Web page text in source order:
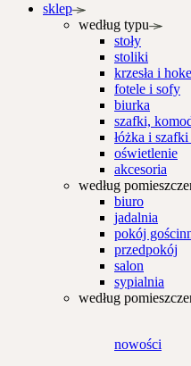
sklep
według typu
stoły
stoliki
krzesła i
fotele i sofy
biurka
szafki,
łóżka i
oświetlenie
akcesoria
według
biuro
jadalnia
pokój
przedpokój
salon
sypialnia
według
nowości